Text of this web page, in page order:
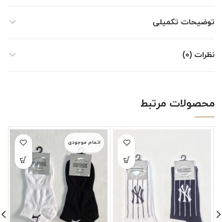
توضیحات تکمیلی
نظرات (0)
محصولات مرتبط
اتمام موجودی